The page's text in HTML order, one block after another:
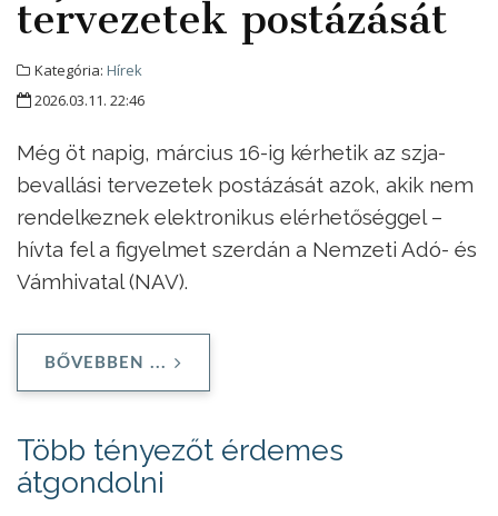
tervezetek postázását
Kategória: Hírek
2026.03.11. 22:46
Még öt napig, március 16-ig kérhetik az szja-
bevallási tervezetek postázását azok, akik nem
rendelkeznek elektronikus elérhetőséggel –
hívta fel a figyelmet szerdán a Nemzeti Adó- és
Vámhivatal (NAV).
BŐVEBBEN ...
Több tényezőt érdemes
átgondolni